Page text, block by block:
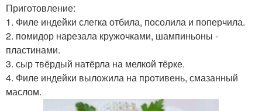
Приготовление:
1. Филе индейки слегка отбила, посолила и поперчила.
2. помидор нарезала кружочками, шампиньоны -
пластинами.
3. сыр твёрдый натёрла на мелкой тёрке.
4. Филе индейки выложила на противень, смазанный
маслом.